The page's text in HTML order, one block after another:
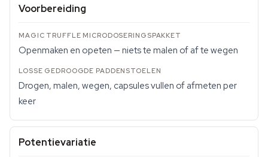
Voorbereiding
Openmaken en opeten — niets te malen of af te wegen
Drogen, malen, wegen, capsules vullen of afmeten per
keer
Potentievariatie